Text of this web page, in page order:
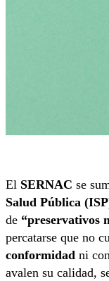
El SERNAC se
Salud Pública
de “preservativos
percatarse que no
conformidad ni
avalen su calidad,